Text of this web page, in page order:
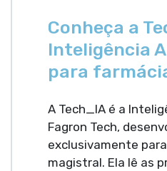
Conheça a
Inteligência
para
A Tech_IA é a
Fagron Tech,
exclusivamente
magistral. Ela lê as